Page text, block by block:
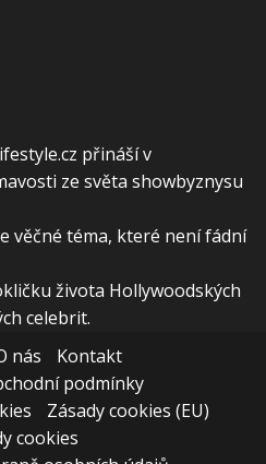
přináší v
ze světa showbyznysu
věčné téma, které není fádní
života Hollywoodských
celebrit.
nás
Kontakt
podmínky
Zásady cookies (EU)
cookies